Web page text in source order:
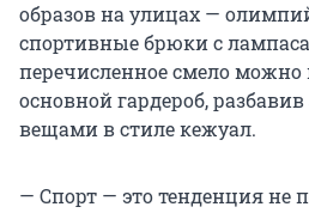
образов на улицах —
спортивные брюки с
перечисленное смело
основной гардероб,
вещами в стиле кежуал.
— Спорт — это тенденция не